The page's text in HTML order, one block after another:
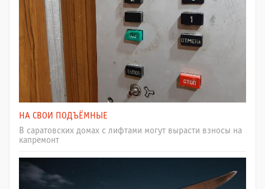
НА СВОИ ПОДЪЁМНЫЕ
В саратовских домах с лифтами могут вырасти взносы на
капремонт